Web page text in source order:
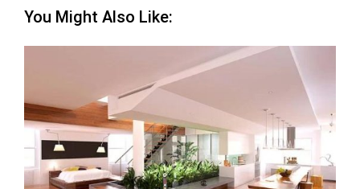
You Might Also Like: